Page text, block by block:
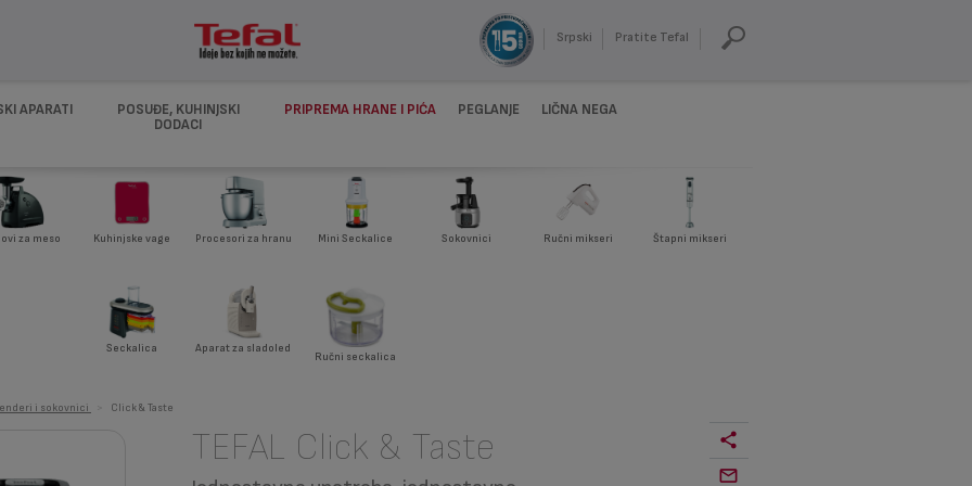
Srpski Pratite Tefal
APARATI
POSUĐE, KUHINJSKI
DODACI
PRIPREMA HRANE I PIĆA PEGLANJE LIČNA NEGA
za meso Kuhinjske vage Procesori za hranu Mini Seckalice Sokovnici Ručni mikseri Štapni mikseri
Seckalica Aparat za sladoled
Ručni seckalica
i sokovnici Click & Taste
TEFAL Click & Taste